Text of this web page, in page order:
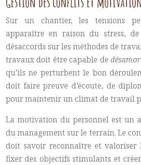
Sur un chantier, les tensions
apparaître en raison du stress,
désaccords sur les méthodes de
travaux doit être capable de
qu’ils ne perturbent le bon
doit faire preuve d’écoute, de
pour maintenir un climat de travail
La motivation du personnel est un
du management sur le terrain. Le
doit savoir reconnaître et
fixer des objectifs stimulants et